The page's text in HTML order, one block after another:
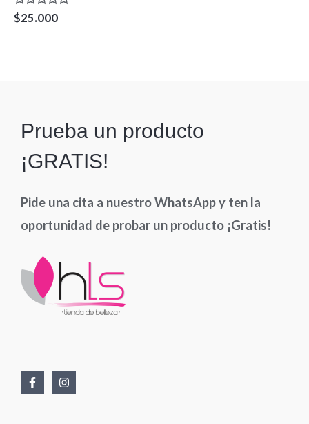
Valorado
en
$25.000
Prueba un producto
¡GRATIS!
Pide una cita a nuestro WhatsApp y ten la
oportunidad de probar un producto ¡Gratis!